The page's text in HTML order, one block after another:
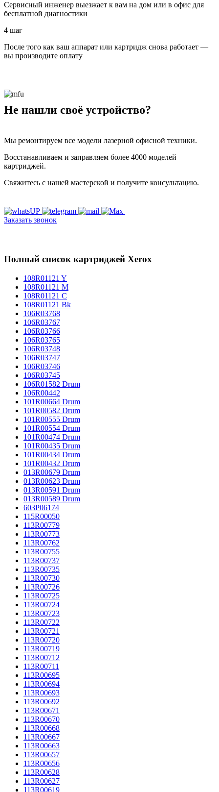
Сервисный инженер выезжает к вам на дом или в офис для
бесплатной диагностики
4 шаг
После того как ваш аппарат или картридж снова работает —
вы производите оплату
Не нашли своё устройство?
Мы ремонтируем все модели лазерной офисной техники.
Восстанавливаем и заправляем более 4000 моделей
картриджей.
Свяжитесь с нашей мастерской и получите консультацию.
Заказать звонок
Полный список картриджей Xerox
108R01121 Y
108R01121 M
108R01121 C
108R01121 Bk
106R03768
106R03767
106R03766
106R03765
106R03748
106R03747
106R03746
106R03745
106R01582 Drum
106R00442
101R00664 Drum
101R00582 Drum
101R00555 Drum
101R00554 Drum
101R00474 Drum
101R00435 Drum
101R00434 Drum
101R00432 Drum
013R00679 Drum
013R00623 Drum
013R00591 Drum
013R00589 Drum
603P06174
115R00050
113R00779
113R00773
113R00762
113R00755
113R00737
113R00735
113R00730
113R00726
113R00725
113R00724
113R00723
113R00722
113R00721
113R00720
113R00719
113R00712
113R00711
113R00695
113R00694
113R00693
113R00692
113R00671
113R00670
113R00668
113R00667
113R00663
113R00657
113R00656
113R00628
113R00627
113R00619